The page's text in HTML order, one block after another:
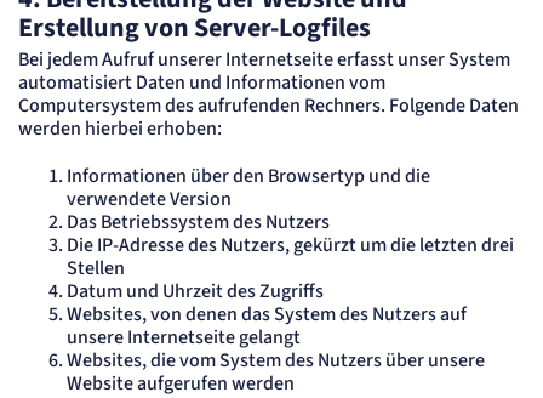
Erstellung von Server-Logfiles
Bei jedem Aufruf unserer Internetseite erfasst unser System
automatisiert Daten und Informationen vom
Computersystem des aufrufenden Rechners. Folgende Daten
werden hierbei erhoben:
Informationen über den Browsertyp und die
verwendete Version
Das Betriebssystem des Nutzers
Die IP-Adresse des Nutzers, gekürzt um die letzten drei
Stellen
Datum und Uhrzeit des Zugriffs
Websites, von denen das System des Nutzers auf
unsere Internetseite gelangt
Websites, die vom System des Nutzers über unsere
Website aufgerufen werden